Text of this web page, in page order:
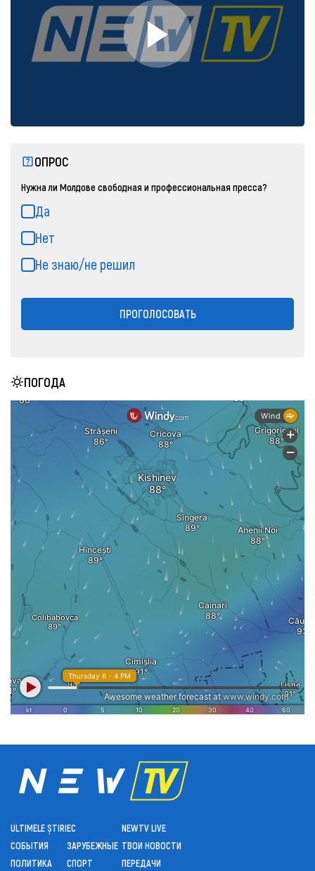
ОПРОС
Нужна ли Молдове свободная и профессиональная пресса?
Да
Нет
Не знаю/не решил
ПРОГОЛОСОВАТЬ
ПОГОДА
ULTIMELE ȘTIRI
СОБЫТИЯ
ПОЛИТИКА
ЕС
ЗАРУБЕЖНЫЕ
СПОРТ
NEWTV LIVE
ТВОИ НОВОСТИ
ПЕРЕДАЧИ